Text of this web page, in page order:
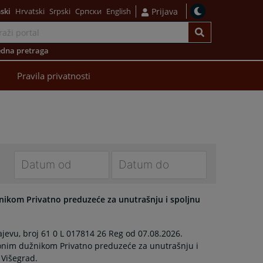
Hrvatski Srpski Српски English Prijava
pretraga
Pravila privatnosti
forward
with
the
forward
with
the
Privatno preduzeće za unutrašnju i spoljnu
broj 61 0 L 017814 26 Reg od 07.08.2026.
dužnikom Privatno preduzeće za unutrašnju i